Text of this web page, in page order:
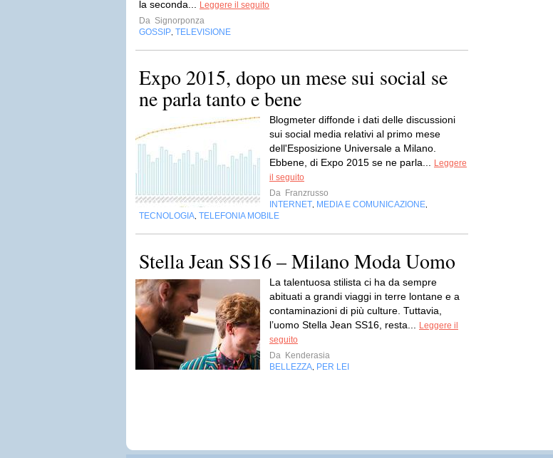
la seconda...
Leggere il seguito
Da Signorponza
GOSSIP TELEVISIONE
Expo 2015, dopo un mese sui social se
ne parla tanto e bene
Blogmeter diffonde i dati delle discussioni
sui social media relativi al primo mese
dell'Esposizione Universale a Milano.
Ebbene, di Expo 2015 se ne parla...
Leggere
il seguito
Da Franzrusso
INTERNET MEDIA E COMUNICAZIONE
TECNOLOGIA TELEFONIA MOBILE
Stella Jean SS16 – Milano Moda Uomo
La talentuosa stilista ci ha da sempre
abituati a grandi viaggi in terre lontane e a
contaminazioni di più culture. Tuttavia,
l’uomo Stella Jean SS16, resta...
Leggere il
seguito
Da Kenderasia
BELLEZZA PER LEI